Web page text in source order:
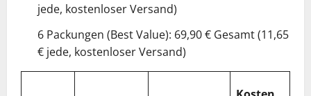
jede, kostenloser Versand)
6 Packungen (Best Value): 69,90 € Gesamt (11,65
€ jede, kostenloser Versand)